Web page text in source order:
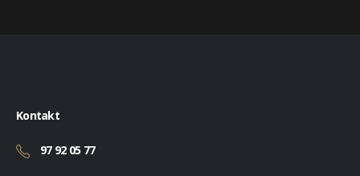
Kontakt
97 92 05 77